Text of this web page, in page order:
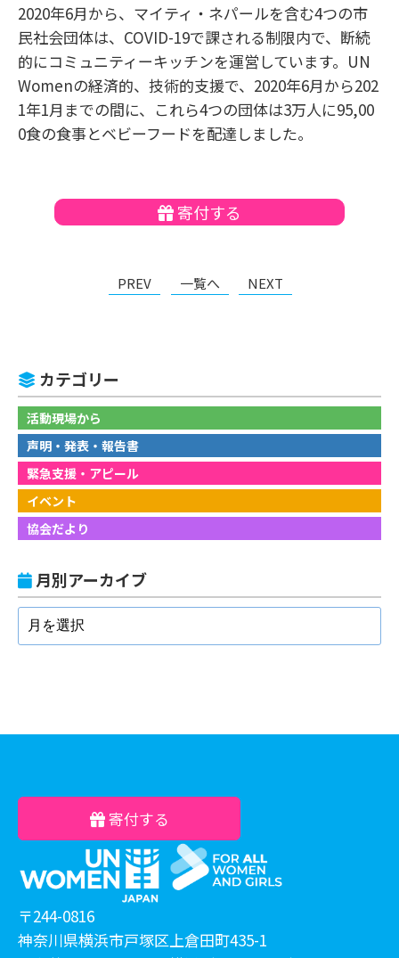
2020年6月から、マイティ・ネパールを含む4つの市
民社会団体は、COVID-19で課される制限内で、断続
的にコミュニティーキッチンを運営しています。UN
Womenの経済的、技術的支援で、2020年6月から202
1年1月までの間に、これら4つの団体は3万人に95,00
0食の食事とベビーフードを配達しました。
寄付する
PREV 一覧へ NEXT
カテゴリー
活動現場から
声明・発表・報告書
緊急支援・アピール
イベント
協会だより
月別アーカイブ
寄付する
〒244-0816
神奈川県横浜市戸塚区上倉田町435-1